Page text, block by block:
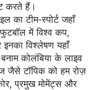
करते हैं।
का टीम‑स्पोर्ट जहाँ
में विश्व कप,
विश्लेषण यहाँ
कोलंबिया के लाइव
टॉपिक को हम रोज़
प्रमुख मोमेंट्स और